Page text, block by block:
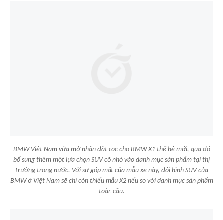
BMW Việt Nam vừa mở nhận đặt cọc cho BMW X1 thế hệ mới, qua đó
bổ sung thêm một lựa chọn SUV cỡ nhỏ vào danh mục sản phẩm tại thị
trường trong nước. Với sự góp mặt của mẫu xe này, đội hình SUV của
BMW ở Việt Nam sẽ chỉ còn thiếu mẫu X2 nếu so với danh mục sản phẩm
toàn cầu.